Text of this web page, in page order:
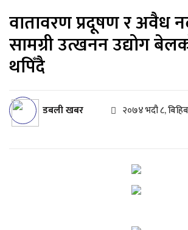
वातावरण प्रदूषण र अवैध
सामग्री उत्खनन उद्योग
थपिँदै
डबली खबर २०७४ भदौ ८,